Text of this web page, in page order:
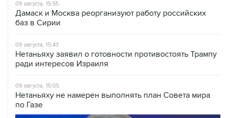
09 августа, 15:55
Дамаск и Москва реорганизуют работу российских
баз в Сирии
09 августа, 15:43
Нетаньяху заявил о готовности противостоять Трампу
ради интересов Израиля
09 августа, 15:05
Нетаньяху не намерен выполнять план Совета мира
по Газе